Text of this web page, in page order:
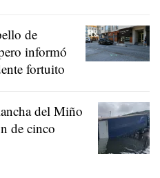
de
informó
fortuito
del Miño
de cinco